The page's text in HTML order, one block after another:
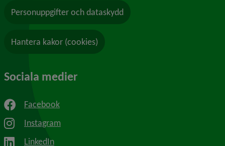
Personuppgifter och dataskydd
Hantera kakor (cookies)
Sociala medier
Facebook
Instagram
LinkedIn